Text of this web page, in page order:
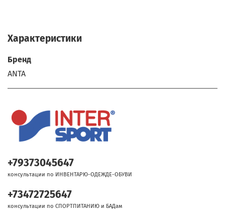
Характеристики
Бренд
ANTA
+79373045647
консультации по ИНВЕНТАРЮ-ОДЕЖДЕ-ОБУВИ
+73472725647
консультации по СПОРТПИТАНИЮ и БАДам